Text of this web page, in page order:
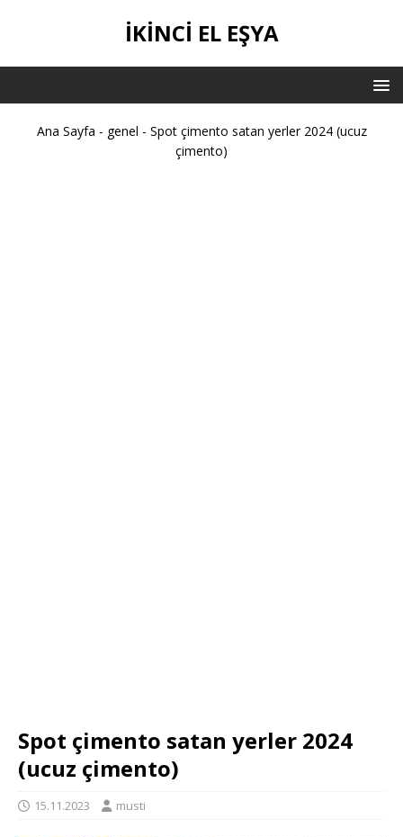
İKİNCİ EL EŞYA
Ana Sayfa - genel - Spot çimento satan yerler 2024 (ucuz
çimento)
Spot çimento satan yerler 2024
(ucuz çimento)
15.11.2023 musti